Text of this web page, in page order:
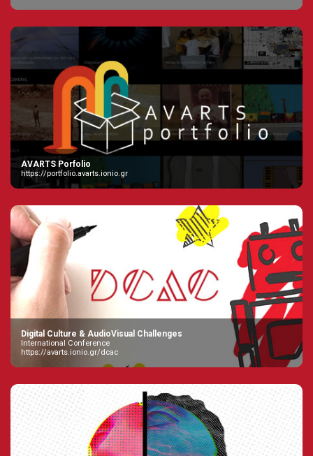
AVARTS Porfolio
https://portfolio.avarts.ionio.gr
Digital Culture & AudioVisual Challenges
International Conference
https://avarts.ionio.gr/dcac